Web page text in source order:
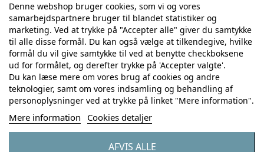
Min konto Ordrehistorik
Tilmelding til Nyhedsbrev
Vi deler aldrig din email-adresse med tredjepart
Tilmeld
Denne webshop bruger cookies, som vi og vores
samarbejdspartnere bruger til blandet statistiker og
marketing. Ved at trykke på "Accepter alle" giver du samtykke
til alle disse formål. Du kan også vælge at tilkendegive, hvilke
formål du vil give samtykke til ved at benytte checkboksene
ud for formålet, og derefter trykke på 'Accepter valgte'.
Du kan læse mere om vores brug af cookies og andre
teknologier, samt om vores indsamling og behandling af
personoplysninger ved at trykke på linket "Mere information".
Mere information Cookies detaljer
AFVIS ALLE